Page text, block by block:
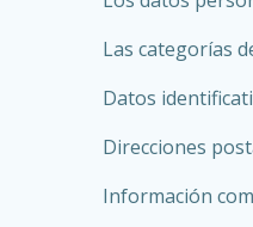
Las categorías
Datos
Direcciones
Información